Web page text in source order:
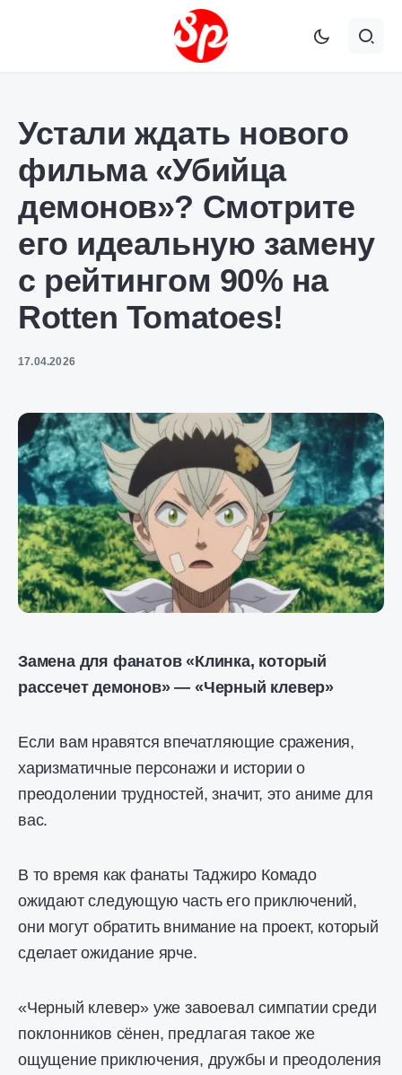
Устали ждать нового
фильма «Убийца
демонов»? Смотрите
его идеальную замену
с рейтингом 90% на
Rotten Tomatoes!
17.04.2026
Замена для фанатов «Клинка, который
рассечет демонов» — «Черный клевер»
Если вам нравятся впечатляющие сражения,
харизматичные персонажи и истории о
преодолении трудностей, значит, это аниме для
вас.
В то время как фанаты Таджиро Комадо
ожидают следующую часть его приключений,
они могут обратить внимание на проект, который
сделает ожидание ярче.
«Черный клевер» уже завоевал симпатии среди
поклонников сёнен, предлагая такое же
ощущение приключения, дружбы и преодоления